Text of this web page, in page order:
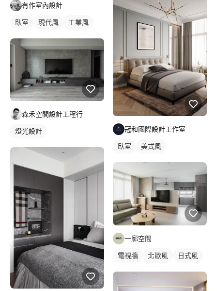
有作室內設計
臥室 現代風 工業風
森禾空間設計工程行
燈光設計 冠和國際設計工作室
臥室 美式風
一廓空間
電視牆 北歐風 日式風